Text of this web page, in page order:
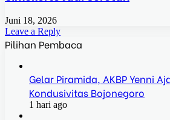
Juni 18, 2026
Leave a Reply
Pilihan Pembaca
Gelar Piramida, AKBP Yenni
Kondusivitas Bojonegoro
1 hari ago